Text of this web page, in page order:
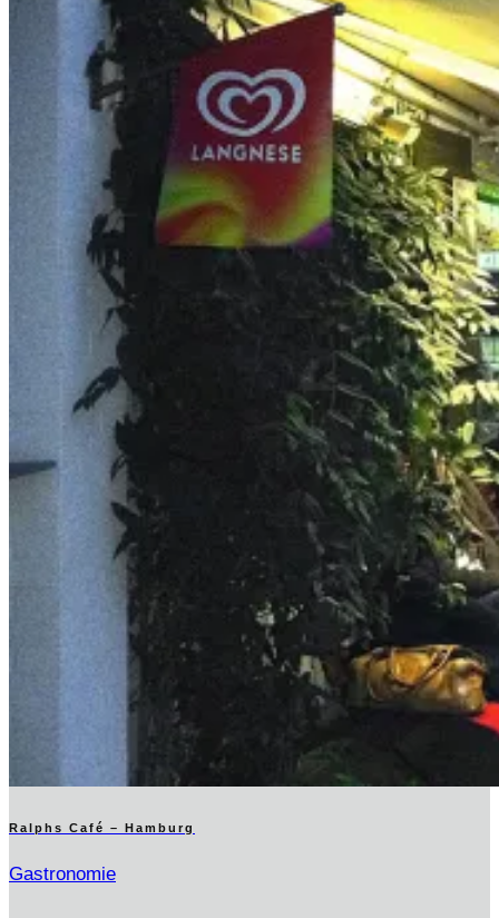
Ralphs Café – Hamburg
Gastronomie